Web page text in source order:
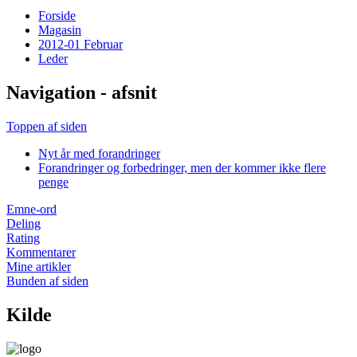
Forside
Magasin
2012-01 Februar
Leder
Navigation - afsnit
Toppen af siden
Nyt år med forandringer
Forandringer og forbedringer, men der kommer ikke flere
penge
Emne-ord
Deling
Rating
Kommentarer
Mine artikler
Bunden af siden
Kilde